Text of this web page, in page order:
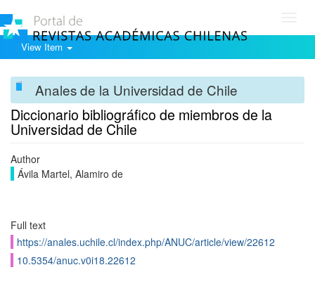
View Item
Anales de la Universidad de Chile
Diccionario bibliográfico de miembros de la
Universidad de Chile
Author
Ávila Martel, Alamiro de
Full text
https://anales.uchile.cl/index.php/ANUC/article/view/22612
10.5354/anuc.v0i18.22612